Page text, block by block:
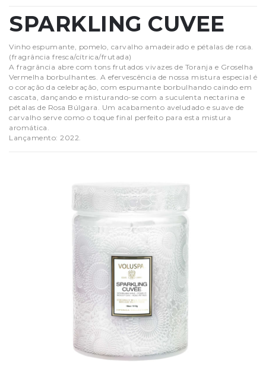
SPARKLING CUVEE
Vinho espumante, pomelo, carvalho amadeirado e pétalas de rosa.
(fragrância fresca/cítrica/frutada)
A fragrância abre com tons frutados vivazes de Toranja e Groselha
Vermelha borbulhantes. A efervescência de nossa mistura especial é
o coração da celebração, com espumante borbulhando caindo em
cascata, dançando e misturando-se com a suculenta nectarina e
pétalas de Rosa Búlgara. Um acabamento aveludado e suave de
carvalho serve como o toque final perfeito para esta mistura
aromática.
Lançamento: 2022.